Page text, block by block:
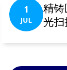
1
JUL
精
光